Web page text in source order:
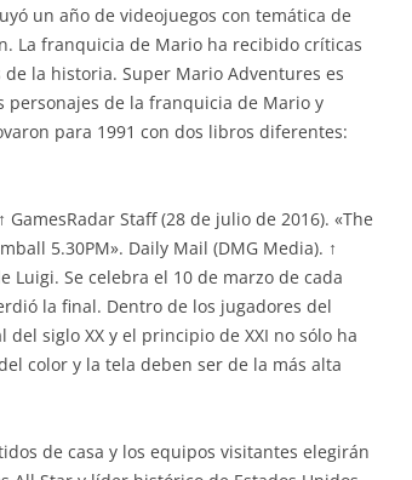
un año de videojuegos con temática de
La franquicia de Mario ha recibido críticas
la historia. Super Mario Adventures es
personajes de la franquicia de Mario y
para 1991 con dos libros diferentes:
Staff (28 de julio de 2016). «The
5.30PM». Daily Mail (DMG Media). ↑
Luigi. Se celebra el 10 de marzo de cada
la final. Dentro de los jugadores del
siglo XX y el principio de XXI no sólo ha
color y la tela deben ser de la más alta
de casa y los equipos visitantes elegirán